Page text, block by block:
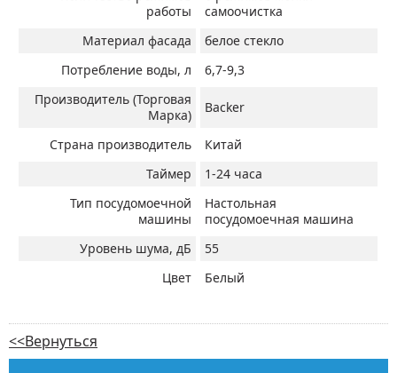
работы
самоочистка
Материал фасада
белое стекло
Потребление воды, л
6,7-9,3
Производитель (Торговая
Марка)
Backer
Страна производитель
Китай
Таймер
1-24 часа
Тип посудомоечной
машины
Настольная
посудомоечная машина
Уровень шума, дБ
55
Цвет
Белый
<<Вернуться